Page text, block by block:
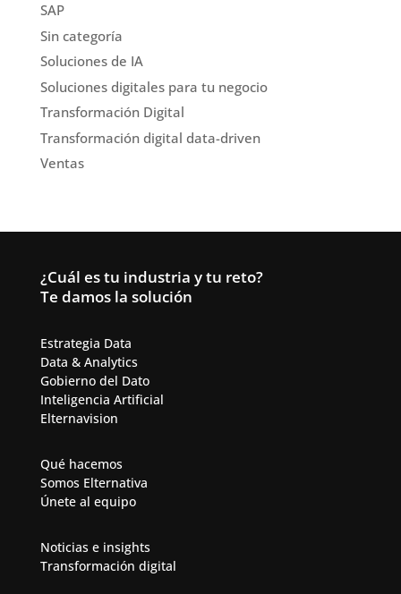
SAP
Sin categoría
Soluciones de IA
Soluciones digitales para tu negocio
Transformación Digital
Transformación digital data-driven
Ventas
¿Cuál es tu industria y tu reto?
Te damos la solución
Estrategia Data
Data & Analytics​
Gobierno del Dato
Inteligencia Artificial​
Elternavision
Qué hacemos
Somos Elternativa
Únete al equipo
Noticias e insights
Transformación digital